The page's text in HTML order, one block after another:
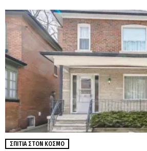
ΣΠΊΤΙΑ ΣΤΟΝ ΚΌΣΜΟ